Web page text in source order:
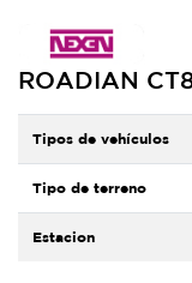
ROADIAN
Tipos de vehículos
Tipo de terreno
Estacion